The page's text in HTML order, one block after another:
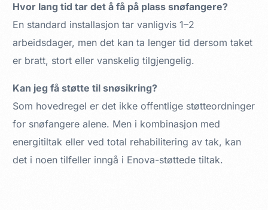
Hvor lang tid tar det å få på plass snøfangere?
En standard installasjon tar vanligvis 1–2
arbeidsdager, men det kan ta lenger tid dersom taket
er bratt, stort eller vanskelig tilgjengelig.
Kan jeg få støtte til snøsikring?
Som hovedregel er det ikke offentlige støtteordninger
for snøfangere alene. Men i kombinasjon med
energitiltak eller ved total rehabilitering av tak, kan
det i noen tilfeller inngå i Enova-støttede tiltak.